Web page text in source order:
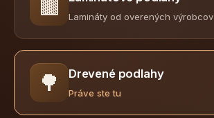
🟫 Lamináty od overených výrobcov
🌳 Drevené podlahy
Práve ste tu